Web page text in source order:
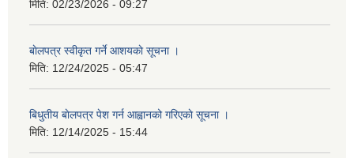
मिति: 02/23/2026 - 09:27
बाेलपत्र स्वीकृत गर्ने आशयकाे सूचना ।
मिति: 12/24/2025 - 05:47
बिधुतीय बाेलपत्र पेश गर्न आह्वानको गरिएकाे सूचना ।
मिति: 12/14/2025 - 15:44